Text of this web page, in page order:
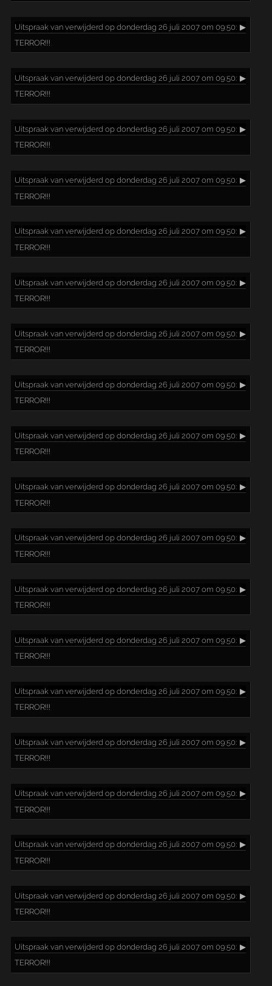
Uitspraak van verwijderd op donderdag 26 juli 2007 om 09:50: ▶
TERROR!!!
Uitspraak van verwijderd op donderdag 26 juli 2007 om 09:50: ▶
TERROR!!!
Uitspraak van verwijderd op donderdag 26 juli 2007 om 09:50: ▶
TERROR!!!
Uitspraak van verwijderd op donderdag 26 juli 2007 om 09:50: ▶
TERROR!!!
Uitspraak van verwijderd op donderdag 26 juli 2007 om 09:50: ▶
TERROR!!!
Uitspraak van verwijderd op donderdag 26 juli 2007 om 09:50: ▶
TERROR!!!
Uitspraak van verwijderd op donderdag 26 juli 2007 om 09:50: ▶
TERROR!!!
Uitspraak van verwijderd op donderdag 26 juli 2007 om 09:50: ▶
TERROR!!!
Uitspraak van verwijderd op donderdag 26 juli 2007 om 09:50: ▶
TERROR!!!
Uitspraak van verwijderd op donderdag 26 juli 2007 om 09:50: ▶
TERROR!!!
Uitspraak van verwijderd op donderdag 26 juli 2007 om 09:50: ▶
TERROR!!!
Uitspraak van verwijderd op donderdag 26 juli 2007 om 09:50: ▶
TERROR!!!
Uitspraak van verwijderd op donderdag 26 juli 2007 om 09:50: ▶
TERROR!!!
Uitspraak van verwijderd op donderdag 26 juli 2007 om 09:50: ▶
TERROR!!!
Uitspraak van verwijderd op donderdag 26 juli 2007 om 09:50: ▶
TERROR!!!
Uitspraak van verwijderd op donderdag 26 juli 2007 om 09:50: ▶
TERROR!!!
Uitspraak van verwijderd op donderdag 26 juli 2007 om 09:50: ▶
TERROR!!!
Uitspraak van verwijderd op donderdag 26 juli 2007 om 09:50: ▶
TERROR!!!
Uitspraak van verwijderd op donderdag 26 juli 2007 om 09:50: ▶
TERROR!!!